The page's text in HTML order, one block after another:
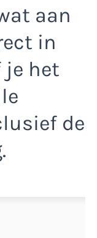
aan
in
je het
de